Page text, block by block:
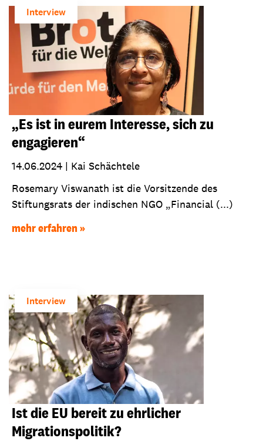
Interview
„Es ist in eurem Interesse, sich zu
engagieren“
14.06.2024 | Kai Schächtele
Rosemary Viswanath ist die Vorsitzende des
Stiftungsrats der indischen NGO „Financial (...)
mehr erfahren
Interview
Ist die EU bereit zu ehrlicher
Migrationspolitik?